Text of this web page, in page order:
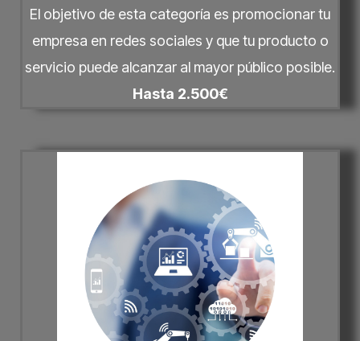
El objetivo de esta categoría es promocionar tu
empresa en redes sociales y que tu producto o
servicio puede alcanzar al mayor público posible.
Hasta 2.500€